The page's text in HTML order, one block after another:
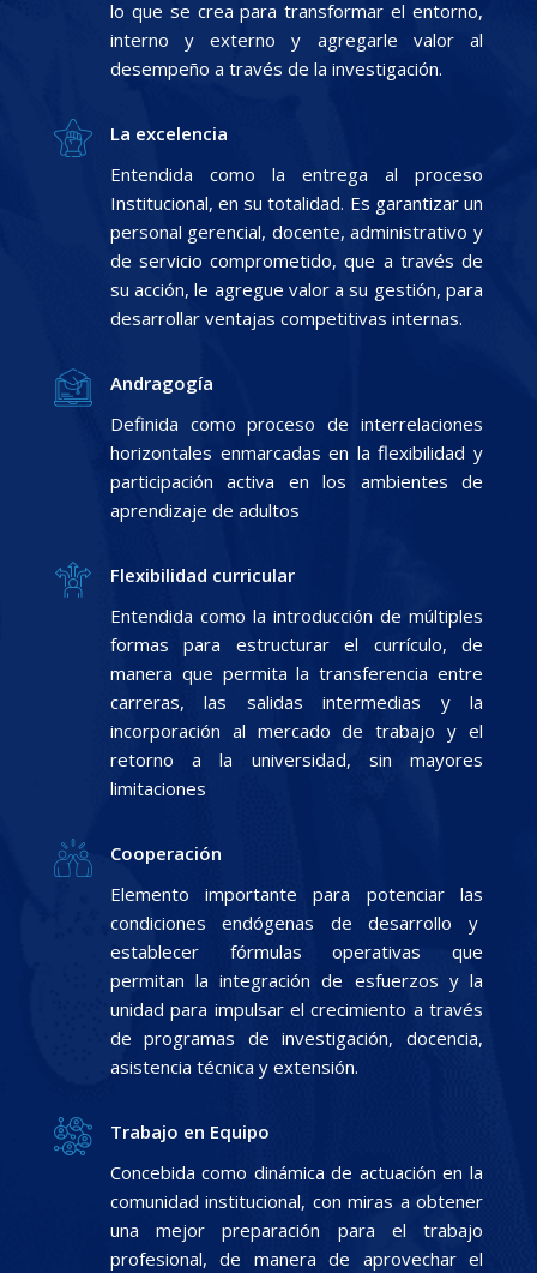
lo que se crea para transformar el entorno,
interno y externo y agregarle valor al
desempeño a través de la investigación.
La excelencia
Entendida como la entrega al proceso
Institucional, en su totalidad. Es garantizar un
personal gerencial, docente, administrativo y
de servicio comprometido, que a través de
su acción, le agregue valor a su gestión, para
desarrollar ventajas competitivas internas.
Andragogía
Definida como proceso de interrelaciones
horizontales enmarcadas en la flexibilidad y
participación activa en los ambientes de
aprendizaje de adultos
Flexibilidad curricular
Entendida como la introducción de múltiples
formas para estructurar el currículo, de
manera que permita la transferencia entre
carreras, las salidas intermedias y la
incorporación al mercado de trabajo y el
retorno a la universidad, sin mayores
limitaciones
Cooperación
Elemento importante para potenciar las
condiciones endógenas de desarrollo y
establecer fórmulas operativas que
permitan la integración de esfuerzos y la
unidad para impulsar el crecimiento a través
de programas de investigación, docencia,
asistencia técnica y extensión.
Trabajo en Equipo
Concebida como dinámica de actuación en la
comunidad institucional, con miras a obtener
una mejor preparación para el trabajo
profesional, de manera de aprovechar el